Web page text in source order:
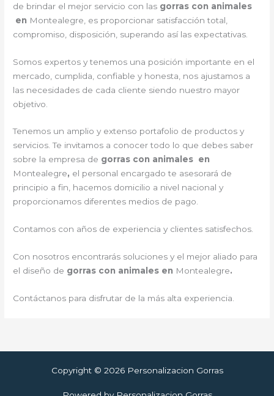
de brindar el mejor servicio con las gorras con animales
en Montealegre, es proporcionar satisfacción total,
compromiso, disposición, superando así las expectativas.
Somos expertos y tenemos una posición importante en el
mercado, cumplida, confiable y honesta, nos ajustamos a
las necesidades de cada cliente siendo nuestro mayor
objetivo.
Tenemos un amplio y extenso portafolio de productos y
servicios. Te invitamos a conocer todo lo que debes saber
sobre la empresa de gorras con animales en
Montealegre, el personal encargado te asesorará de
principio a fin, hacemos domicilio a nivel nacional y
proporcionamos diferentes medios de pago.
Contamos con años de experiencia y clientes satisfechos.
Con nosotros encontrarás soluciones y el mejor aliado para
el diseño de gorras con animales en Montealegre.
Contáctanos para disfrutar de la más alta experiencia.
Copyright © 2026 Personalizacion Gorras